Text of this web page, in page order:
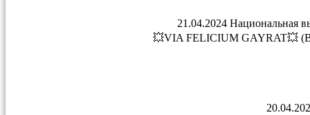
21.04.2024 Национальная
💥VIA FELICIUM GAYRAT💥